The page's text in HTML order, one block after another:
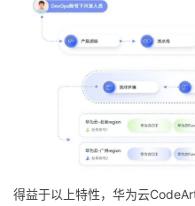
得益于以上特性，华为云